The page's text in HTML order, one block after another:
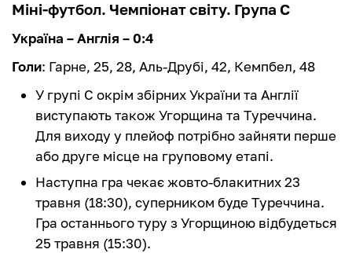
Міні-футбол. Чемпіонат світу. Група С
Україна – Англія – 0:4
Голи: Гарне, 25, 28, Аль-Друбі, 42, Кемпбел, 48
У групі С окрім збірних України та Англії
виступають також Угорщина та Туреччина.
Для виходу у плейоф потрібно зайняти перше
або друге місце на груповому етапі.
Наступна гра чекає жовто-блакитних 23
травня (18:30), суперником буде Туреччина.
Гра останнього туру з Угорщиною відбудеться
25 травня (15:30).